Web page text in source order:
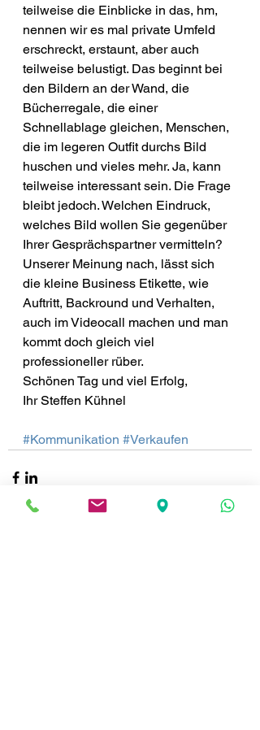
teilweise die Einblicke in das, hm,
nennen wir es mal private Umfeld
erschreckt, erstaunt, aber auch
teilweise belustigt. Das beginnt bei
den Bildern an der Wand, die
Bücherregale, die einer
Schnellablage gleichen, Menschen,
die im legeren Outfit durchs Bild
huschen und vieles mehr. Ja, kann
teilweise interessant sein. Die Frage
bleibt jedoch. Welchen Eindruck,
welches Bild wollen Sie gegenüber
Ihrer Gesprächspartner vermitteln?
Unserer Meinung nach, lässt sich
die kleine Business Etikette, wie
Auftritt, Backround und Verhalten,
auch im Videocall machen und man
kommt doch gleich viel
professioneller rüber.
Schönen Tag und viel Erfolg,
Ihr Steffen Kühnel
#Kommunikation #Verkaufen